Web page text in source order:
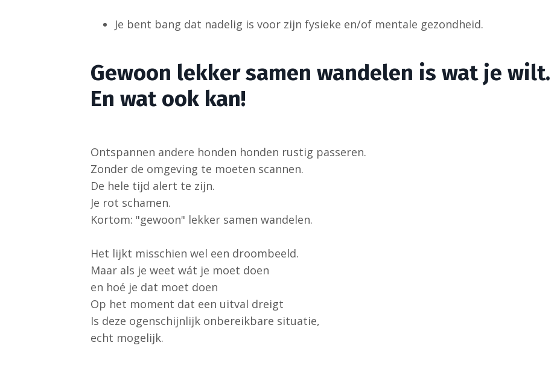
Je bent bang dat nadelig is voor zijn fysieke en/of mentale gezondheid.
Gewoon lekker samen wandelen is wat je wilt.
En wat ook kan!
Ontspannen andere honden honden rustig passeren.
Zonder de omgeving te moeten scannen.
De hele tijd alert te zijn.
Je rot schamen.
Kortom: "gewoon" lekker samen wandelen.
Het lijkt misschien wel een droombeeld.
Maar als je weet wát je moet doen
en hoé je dat moet doen
Op het moment dat een uitval dreigt
Is deze ogenschijnlijk onbereikbare situatie,
echt mogelijk.